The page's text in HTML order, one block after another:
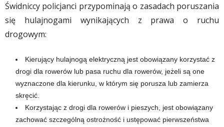
Świdniccy policjanci przypominają o zasadach poruszania
się hulajnogami wynikających z prawa o ruchu
drogowym:
Kierujący hulajnogą elektryczną jest obowiązany korzystać z
drogi dla rowerów lub pasa ruchu dla rowerów, jeżeli są one
wyznaczone dla kierunku, w którym się porusza lub zamierza
skręcić.
Korzystając z drogi dla rowerów i pieszych, jest obowiązany
zachować szczególną ostrożność i ustępować pierwszeństwa